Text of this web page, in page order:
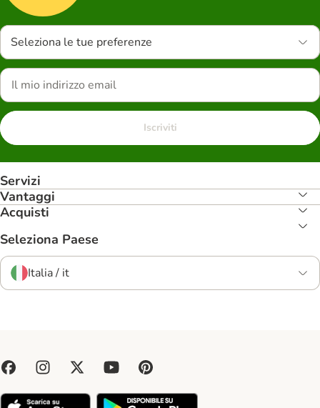
Seleziona le tue preferenze
Iscriviti
Servizi
Vantaggi
Acquisti
Seleziona Paese
Italia / it